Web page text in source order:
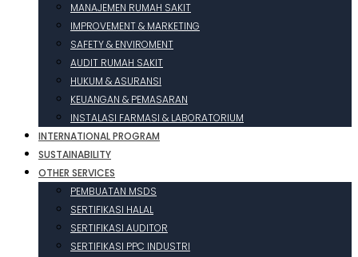
MANAJEMEN RUMAH SAKIT
IMPROVEMENT & MARKETING
SAFETY & ENVIROMENT
AUDIT RUMAH SAKIT
HUKUM & ASURANSI
KEUANGAN & PEMASARAN
INSTALASI FARMASI & LABORATORIUM
INTERNATIONAL PROGRAM
SUSTAINABILITY
OTHER SERVICES
PEMBUATAN MSDS
SERTIFIKASI HALAL
SERTIFIKASI AUDITOR
SERTIFIKASI PPC INDUSTRI